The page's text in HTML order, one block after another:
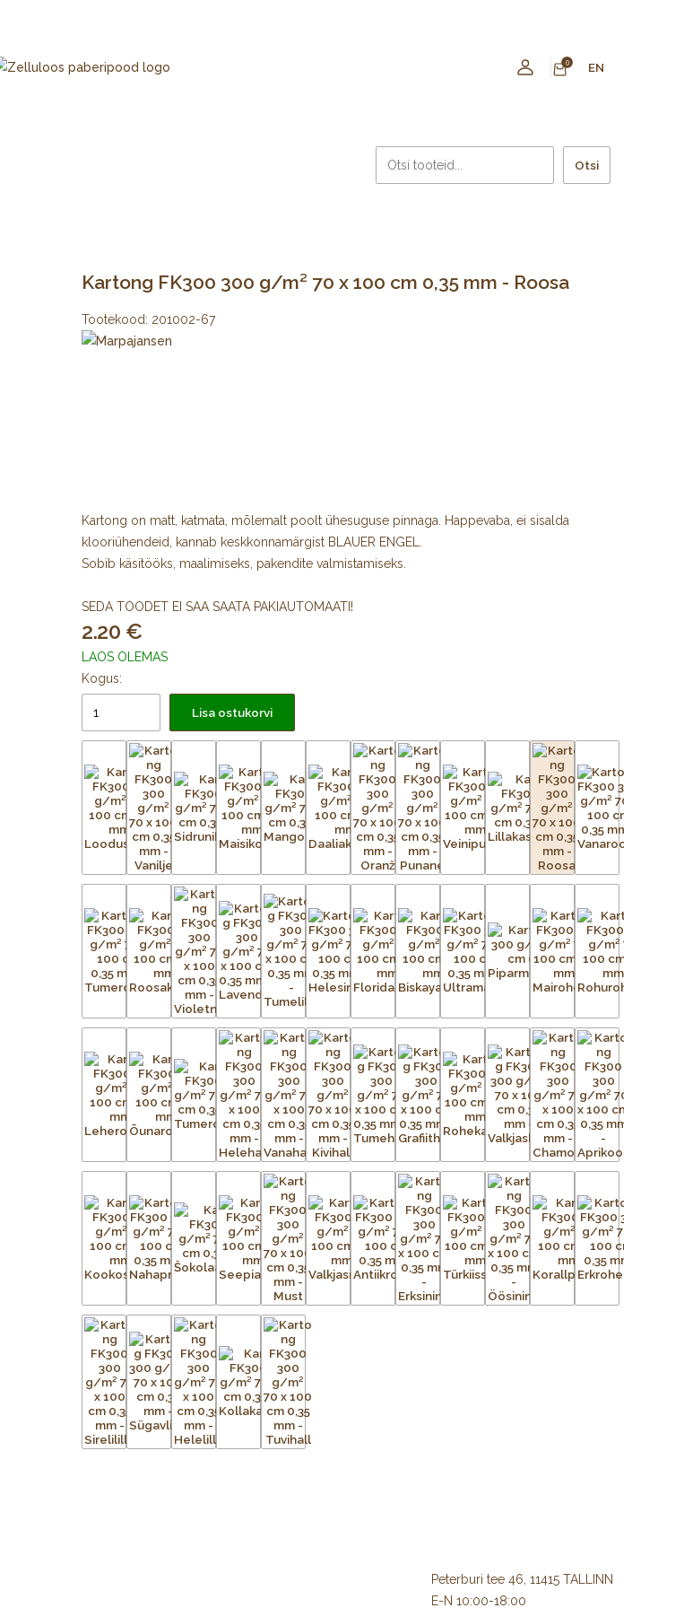
0 EN
Otsi
Kartong FK300 300 g/m² 70 x 100 cm 0,35 mm - Roosa
Tootekood: 201002-67
Kartong on matt, katmata, mõlemalt poolt ühesuguse pinnaga. Happevaba, ei sisalda
klooriühendeid, kannab keskkonnamärgist BLAUER ENGEL.
Sobib käsitööks, maalimiseks, pakendite valmistamiseks.
SEDA TOODET EI SAA SAATA PAKIAUTOMAATI!
2.20
LAOS OLEMAS
Kogus:
Lisa ostukorvi
Peterburi tee 46, 11415 TALLINN
E-N 10:00-18:00